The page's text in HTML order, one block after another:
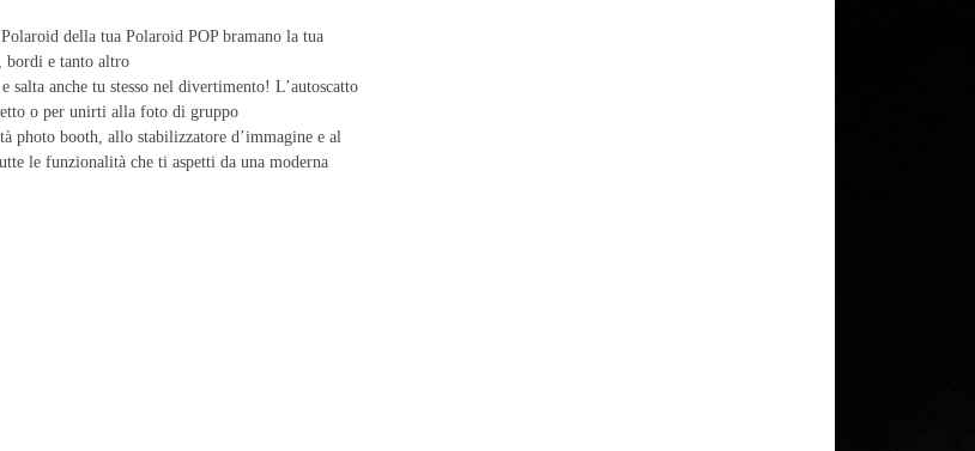
della tua Polaroid POP bramano la tua
bordi e tanto altro
anche tu stesso nel divertimento! L’autoscatto
o per unirti alla foto di gruppo
booth, allo stabilizzatore d’immagine e al
le funzionalità che ti aspetti da una moderna